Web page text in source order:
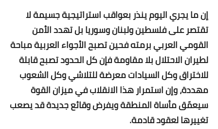
إن ما يجري اليوم ينذر بعواقب استراتيجية جسيمة لا
تقتصر على فلسطين ولبنان وسوريا بل تهدد الأمن
القومي العربي برمته فحين تصبح الأجواء العربية مباحة
لطيران الاحتلال بلا مقاومة فإن كل الحدود تصبح قابلة
للاختراق وكل السيادات معرضة للتلاشي وكل الشعوب
مهددة، وإن استمرار هذا الانقلاب في ميزان القوة
سيعمّق مأساة المنطقة ويفرض وقائع جديدة قد يصعب
تغييرها لعقود قادمة.